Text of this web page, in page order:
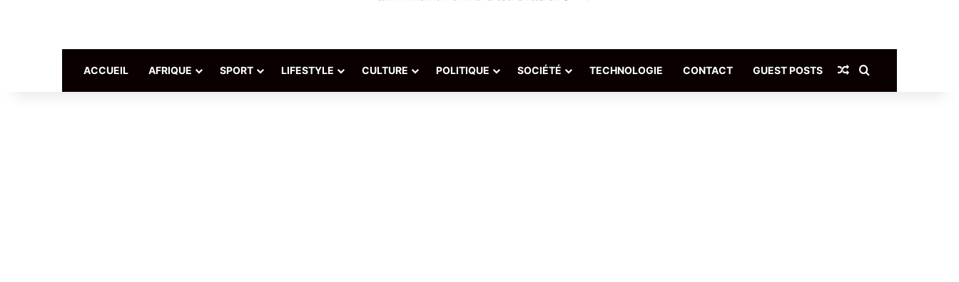
ACCUEIL AFRIQUE SPORT LIFESTYLE CULTURE POLITIQUE SOCIÉTÉ TECHNOLOGIE CONTACT GUEST POSTS Article Aléatoire